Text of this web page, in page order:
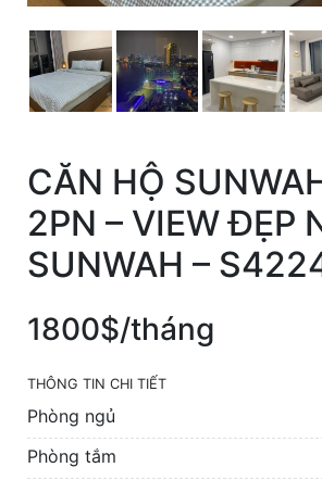
CĂN HỘ
2PN – VIEW ĐẸP
SUNWAH –
1800$/tháng
THÔNG TIN CHI TIẾT
Phòng ngủ
Phòng tắm